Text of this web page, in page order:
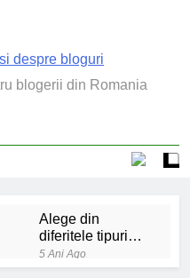
– Cu Si
blogerii din Romania
Alege din
diferitele tipuri
de bratara de
argint
5 Ani Ago